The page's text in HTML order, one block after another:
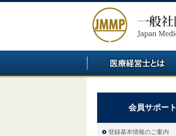
会員サポート
登録基本情報のご案内